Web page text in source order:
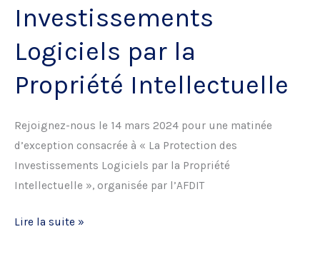
Investissements
Logiciels par la
Propriété Intellectuelle
Rejoignez-nous le 14 mars 2024 pour une matinée
d’exception consacrée à « La Protection des
Investissements Logiciels par la Propriété
Intellectuelle », organisée par l’AFDIT
Matinale
Lire la suite »